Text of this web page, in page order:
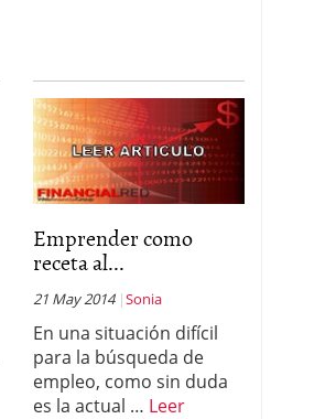
Emprender como
receta al...
21 May 2014 Sonia
En una situación difícil
para la búsqueda de
empleo, como sin duda
es la actual … Leer